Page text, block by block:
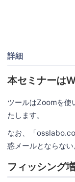
詳細
本セミナーは
ツールはZoomを使
たします。
なお、「
惑メールとならない
フィッシング